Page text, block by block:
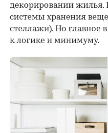
декорировании
системы хранения
стеллажи). Но главное
к логике и минимуму.